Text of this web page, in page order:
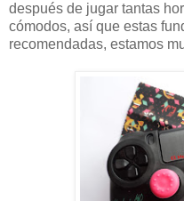
después de jugar tantas
cómodos, así que estas
recomendadas, estamos